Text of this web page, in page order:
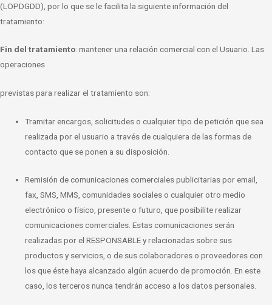
(LOPDGDD), por lo que se le facilita la siguiente información del
tratamiento:
Fin del tratamiento: mantener una relación comercial con el Usuario. Las
operaciones
previstas para realizar el tratamiento son:
Tramitar encargos, solicitudes o cualquier tipo de petición que sea
realizada porel usuario a través de cualquiera de las formas de
contacto que se ponen a su disposición.
Remisión de comunicaciones comerciales publicitarias por email,
fax, SMS, MMS,comunidades sociales o cualquier otro medio
electrónico o físico, presente o futuro, que posibilite realizar
comunicaciones comerciales. Estas comunicaciones serán
realizadas por el RESPONSABLE y relacionadas sobre sus
productos y servicios, o de sus colaboradores o proveedores con
los que éste haya alcanzado algún acuerdo de promoción. En este
caso, los terceros nunca tendrán acceso a los datos personales.